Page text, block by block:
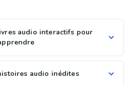
audio interactifs pour
audio inédites